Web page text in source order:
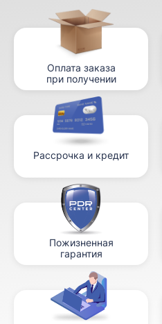
Оплата заказа
при получении
Рассрочка и кредит
Пожизненная
гарантия